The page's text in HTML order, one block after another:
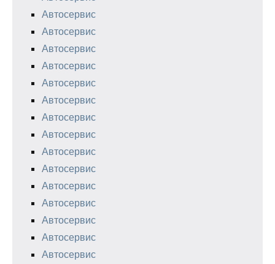
Автосервис
Автосервис
Автосервис
Автосервис
Автосервис
Автосервис
Автосервис
Автосервис
Автосервис
Автосервис
Автосервис
Автосервис
Автосервис
Автосервис
Автосервис